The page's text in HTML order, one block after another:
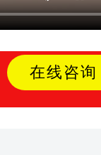
在线咨询
周航